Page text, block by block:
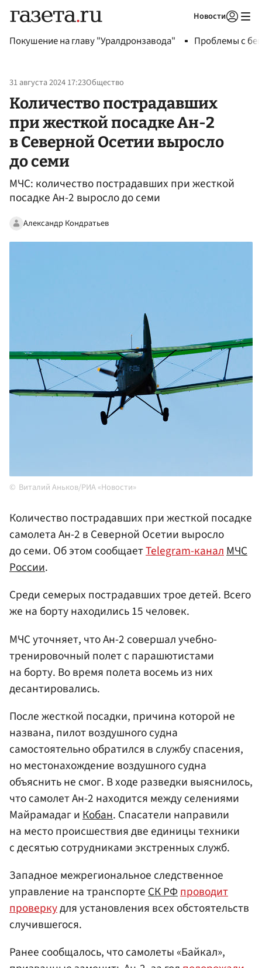
Новости
Покушение на главу "Уралдронзавода" Проблемы с
31 августа 2024 17:23Общество
Количество пострадавших
при жесткой посадке Ан-2
в Северной Осетии выросло
до семи
МЧС: количество пострадавших при жесткой
посадке Ан-2 выросло до семи
Александр Кондратьев
Виталий Аньков/РИА «Новости»
Количество пострадавших при жесткой посадке
самолета Ан-2 в Северной Осетии выросло
до семи. Об этом сообщаетTelegram-каналМЧС
России.
Среди семерых пострадавших трое детей. Всего
же на борту находились 15 человек.
МЧС уточняет, что Ан-2 совершал учебно-
тренировочный полет с парашютистами
на борту. Во время полета восемь из них
десантировались.
После жесткой посадки, причина которой не
названа, пилот воздушного судна
самостоятельно обратился в службу спасения,
но местонахождение воздушного судна
объяснить не смог. В ходе разведки выяснилось,
что самолет Ан-2 находится между селениями
Майрамадаг иКобан. Спасатели направили
на место происшествия две единицы техники
с десятью сотрудниками экстренных служб.
Западное межрегиональное следственное
управление на транспортеСК РФпроводит
проверкудля установления всех обстоятельств
случившегося.
Ранее сообщалось, что самолеты «Байкал»,